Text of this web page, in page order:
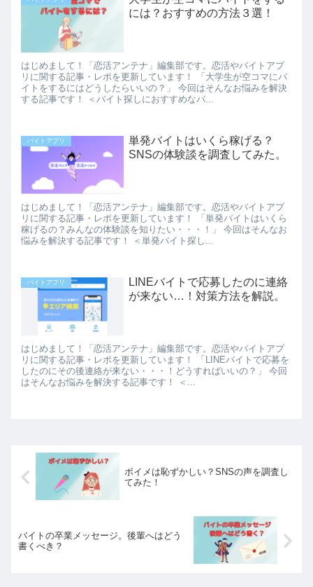
には？おすすめの方法３選！
はじめまして！「恋活アンテナ」編集部です。恋活やバイトアプ
リに関する記事・レポを更新しています！ 「大学生が空コマにバ
イトをするにはどうしたらいいの？」 今回はそんなお悩みを解決
する記事です！ ＜バイト探しにおすすめなバ...
バイトアプリ
単発バイトはいくら稼げる？
SNSの体験談を調査してみた。
はじめまして！「恋活アンテナ」編集部です。恋活やバイトアプ
リに関する記事・レポを更新しています！ 「単発バイトはいくら
稼げるの？みんなの体験談を知りたい・・・！」 今回はそんなお
悩みを解決する記事です！ ＜単発バイト探し...
バイトアプリ
LINEバイトで応募したのに連絡
が来ない…！対策方法を解説。
はじめまして！「恋活アンテナ」編集部です。恋活やバイトアプ
リに関する記事・レポを更新しています！ 「LINEバイトで応募を
したのにその後連絡が来ない・・・！どうすればいいの？」 今回
はそんなお悩みを解決する記事です！ ＜...
ボイメは恥ずかしい？SNSの声を調査し
てみた！
バイトの卒業メッセージ。後輩へはどう
書くべき？